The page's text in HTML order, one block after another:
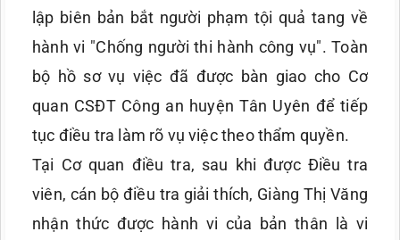
lập biên bản bắt người phạm tội quả tang về
hành vi "Chống người thi hành công vụ". Toàn
bộ hồ sơ vụ việc đã được bàn giao cho Cơ
quan CSĐT Công an huyện Tân Uyên để tiếp
tục điều tra làm rõ vụ việc theo thẩm quyền.
Tại Cơ quan điều tra, sau khi được Điều tra
viên, cán bộ điều tra giải thích, Giàng Thị Văng
nhận thức được hành vi của bản thân là vi